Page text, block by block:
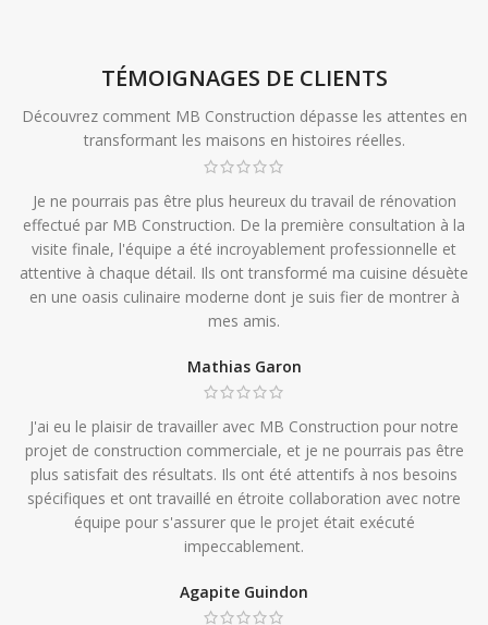
TÉMOIGNAGES DE CLIENTS
Découvrez comment MB Construction dépasse les attentes en
transformant les maisons en histoires réelles.
Je ne pourrais pas être plus heureux du travail de rénovation
effectué par MB Construction. De la première consultation à la
visite finale, l'équipe a été incroyablement professionnelle et
attentive à chaque détail. Ils ont transformé ma cuisine désuète
en une oasis culinaire moderne dont je suis fier de montrer à
mes amis.
Mathias Garon
J'ai eu le plaisir de travailler avec MB Construction pour notre
projet de construction commerciale, et je ne pourrais pas être
plus satisfait des résultats. Ils ont été attentifs à nos besoins
spécifiques et ont travaillé en étroite collaboration avec notre
équipe pour s'assurer que le projet était exécuté
impeccablement.
Agapite Guindon